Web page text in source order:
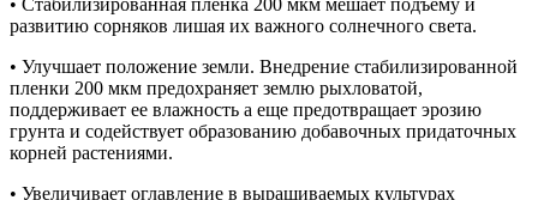
развитию сорняков лишая их важного солнечного света.
• Улучшает положение земли. Внедрение стабилизированной
пленки 200 мкм предохраняет землю рыхловатой,
поддерживает ее влажность а еще предотвращает эрозию
грунта и содействует образованию добавочных придаточных
корней растениями.
• Увеличивает оглавление в выращиваемых культурах